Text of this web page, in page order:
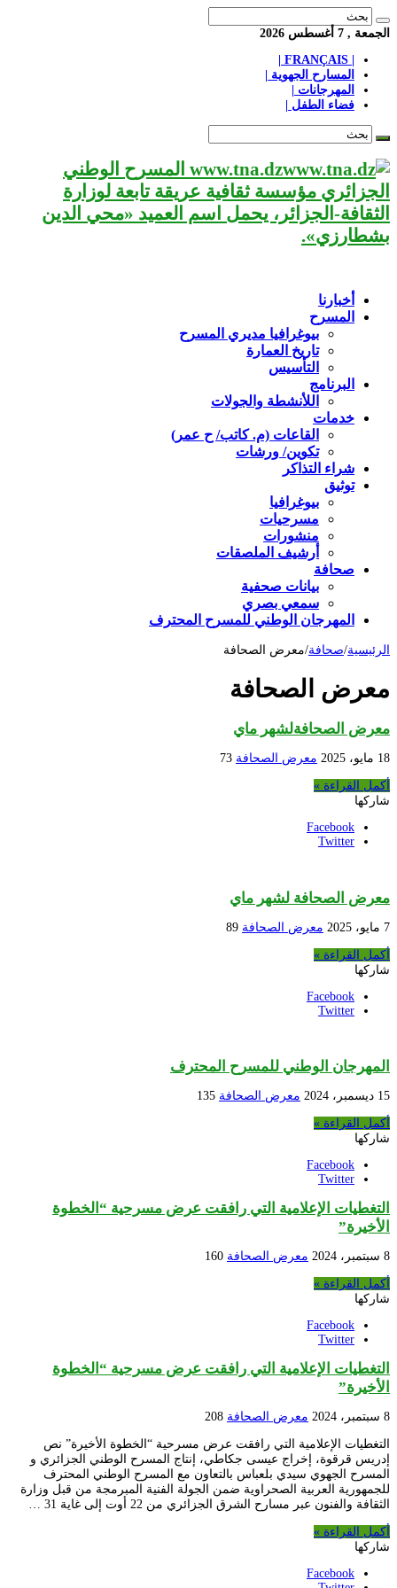
الجمعة , 7 أغسطس 2026
المسارح الجهوية |
المهرجانات |
فضاء الطفل |
www.tna.dz المسرح الوطني
الجزائري مؤسسة ثقافية عريقة تابعة لوزارة
الثقافة-الجزائر، يحمل اسم العميد «محي الدين
بشطارزي».
أخبارنا
المسرح
بيوغرافيا مديري المسرح
تاريخ العمارة
التأسيس
البرنامج
اللأنشطة والجولات
خدمات
القاعات (م. كاتب/ ح عمر)
تكوين/ ورشات
شراء التذاكر
توثيق
بيوغرافيا
مسرحيات
منشورات
أرشيف الملصقات
صحافة
بيانات صحفية
سمعي بصري
المهرجان الوطني للمسرح المحترف
الرئيسية/صحافة/معرض الصحافة
معرض الصحافة
معرض الصحافةلشهر ماي
18 مايو، 2025 معرض الصحافة 73
أكمل القراءة »
شاركها
Facebook
Twitter
معرض الصحافة لشهر ماي
7 مايو، 2025 معرض الصحافة 89
أكمل القراءة »
شاركها
Facebook
Twitter
المهرجان الوطني للمسرح المحترف
15 ديسمبر، 2024 معرض الصحافة 135
أكمل القراءة »
شاركها
Facebook
Twitter
التغطيات الإعلامية التي رافقت عرض مسرحية “الخطوة
الأخيرة”
8 سبتمبر، 2024 معرض الصحافة 160
أكمل القراءة »
شاركها
Facebook
Twitter
التغطيات الإعلامية التي رافقت عرض مسرحية “الخطوة
الأخيرة”
8 سبتمبر، 2024 معرض الصحافة 208
التغطيات الإعلامية التي رافقت عرض مسرحية “الخطوة الأخيرة” نص
إدريس قرقوة، إخراج عيسى جكاطي، إنتاج المسرح الوطني الجزائري و
المسرح الجهوي سيدي بلعباس بالتعاون مع المسرح الوطني المحترف
للجمهورية العربية الصحراوية ضمن الجولة الفنية المبرمجة من قبل وزارة
الثقافة والفنون عبر مسارح الشرق الجزائري من 22 أوت إلى غاية 31 …
أكمل القراءة »
شاركها
Facebook